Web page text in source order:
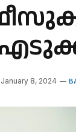
January 8, 2024